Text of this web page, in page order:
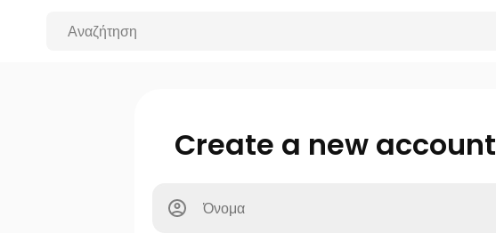
Create a new account